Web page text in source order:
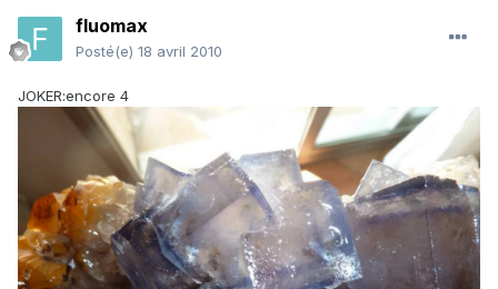
fluomax
Posté(e) 18 avril 2010
JOKER:encore 4